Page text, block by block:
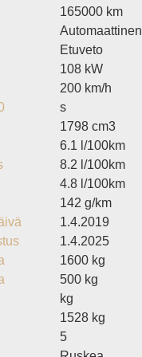
165000 km
Automaattinen
Etuveto
108 kW
200 km/h
s
1798 cm3
6.1 l/100km
8.2 l/100km
4.8 l/100km
142 g/km
1.4.2019
1.4.2025
1600 kg
500 kg
kg
1528 kg
5